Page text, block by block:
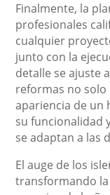
Finalmente, la
profesionales
cualquier
junto con la
detalle se ajuste
reformas no solo
apariencia de un
su funcionalidad
se adaptan a las
El auge de los
transformando